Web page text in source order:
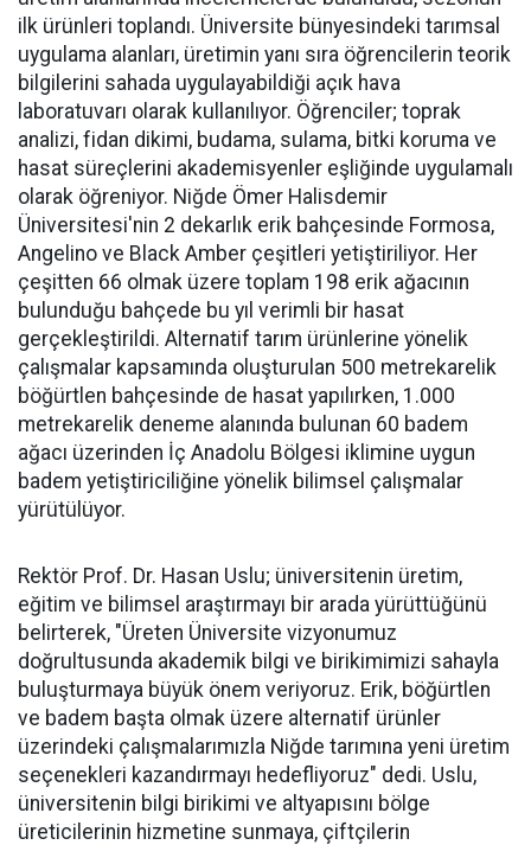
ilk ürünleri toplandı. Üniversite bünyesindeki tarımsal
uygulama alanları, üretimin yanı sıra öğrencilerin teorik
bilgilerini sahada uygulayabildiği açık hava
laboratuvarı olarak kullanılıyor. Öğrenciler; toprak
analizi, fidan dikimi, budama, sulama, bitki koruma ve
hasat süreçlerini akademisyenler eşliğinde uygulamalı
olarak öğreniyor. Niğde Ömer Halisdemir
Üniversitesi'nin 2 dekarlık erik bahçesinde Formosa,
Angelino ve Black Amber çeşitleri yetiştiriliyor. Her
çeşitten 66 olmak üzere toplam 198 erik ağacının
bulunduğu bahçede bu yıl verimli bir hasat
gerçekleştirildi. Alternatif tarım ürünlerine yönelik
çalışmalar kapsamında oluşturulan 500 metrekarelik
böğürtlen bahçesinde de hasat yapılırken, 1.000
metrekarelik deneme alanında bulunan 60 badem
ağacı üzerinden İç Anadolu Bölgesi iklimine uygun
badem yetiştiriciliğine yönelik bilimsel çalışmalar
yürütülüyor.
Rektör Prof. Dr. Hasan Uslu; üniversitenin üretim,
eğitim ve bilimsel araştırmayı bir arada yürüttüğünü
belirterek, "Üreten Üniversite vizyonumuz
doğrultusunda akademik bilgi ve birikimimizi sahayla
buluşturmaya büyük önem veriyoruz. Erik, böğürtlen
ve badem başta olmak üzere alternatif ürünler
üzerindeki çalışmalarımızla Niğde tarımına yeni üretim
seçenekleri kazandırmayı hedefliyoruz" dedi. Uslu,
üniversitenin bilgi birikimi ve altyapısını bölge
üreticilerinin hizmetine sunmaya, çiftçilerin